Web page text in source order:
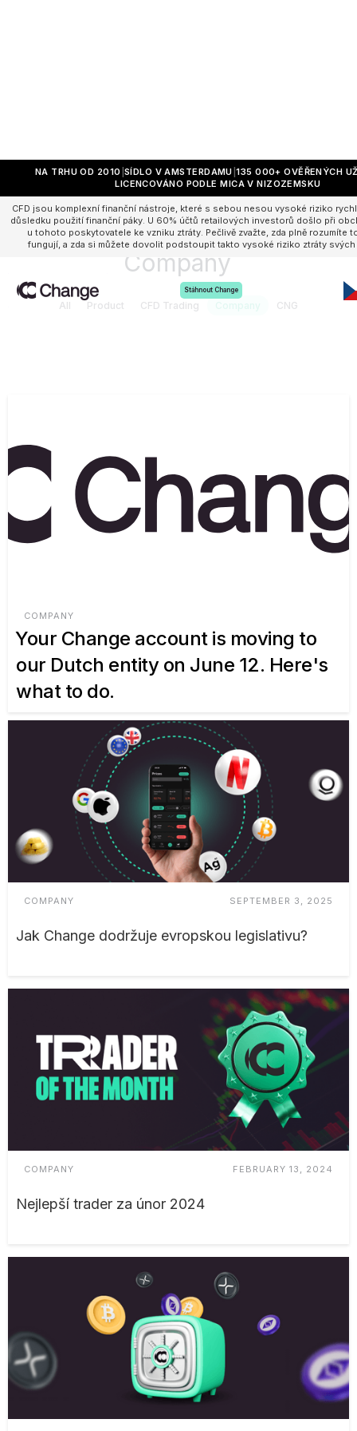
NA TRHU OD 2010 SÍDLO V AMSTERDAMU 135 000+ OVĚŘENÝCH
LICENCOVÁNO PODLE MICA V NIZOZEMSKU
CFD jsou komplexní finanční nástroje, které s sebou nesou vysoké riziko
důsledku použití finanční páky. U 60% účtů retailových investorů došlo při
u tohoto poskytovatele ke vzniku ztráty. Pečlivě zvažte, zda plně rozumíte
fungují, a zda si můžete dovolit podstoupit takto vysoké riziko ztráty
Stáhnout Change
Company
All Product CFD Trading Company CNG
COMPANY
Your Change account is moving to
our Dutch entity on June 12. Here's
what to do.
COMPANY SEPTEMBER 3, 2025
Jak Change dodržuje evropskou legislativu?
COMPANY FEBRUARY 13, 2024
Nejlepší trader za únor 2024